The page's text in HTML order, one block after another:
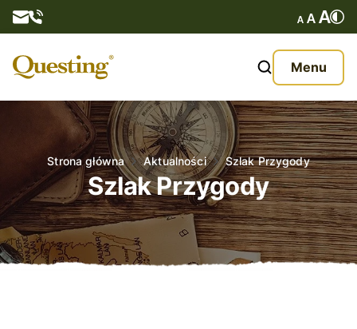
Menu
O nas
Oferta
Aktualności
Kontakt
Strona główna Aktualności Szlak Przygody
Szlak Przygody